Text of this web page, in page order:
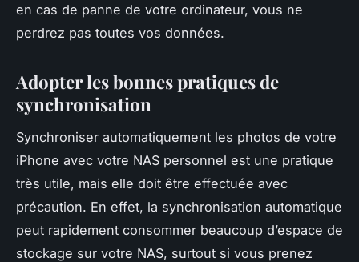
en cas de panne de votre ordinateur, vous ne
perdrez pas toutes vos données.
Adopter les bonnes pratiques de
synchronisation
Synchroniser automatiquement les photos de votre
iPhone avec votre NAS personnel est une pratique
très utile, mais elle doit être effectuée avec
précaution. En effet, la synchronisation automatique
peut rapidement consommer beaucoup d’espace de
stockage sur votre NAS, surtout si vous prenez